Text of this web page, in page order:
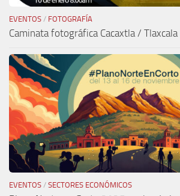
EVENTOS / FOTOGRAFÍA
Caminata fotográfica Cacaxtla / Tlaxcala
EVENTOS / SECTORES ECONÓMICOS